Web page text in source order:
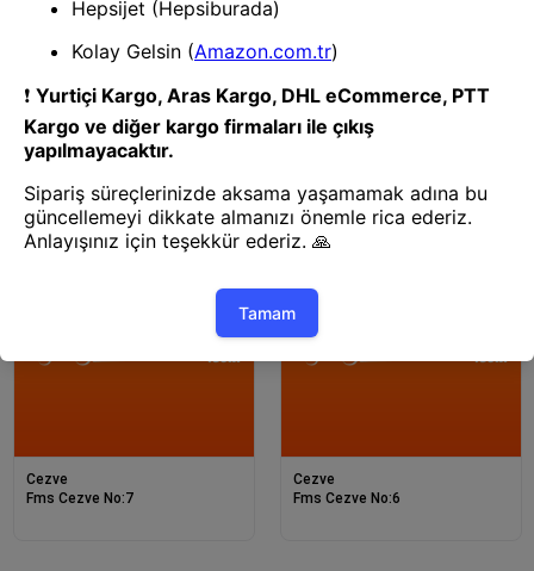
Cezve
Fms Cezve No:3
Cezve
Fms Cezve No:8
Cezve
Fms Cezve No:7
Cezve
Fms Cezve No:6